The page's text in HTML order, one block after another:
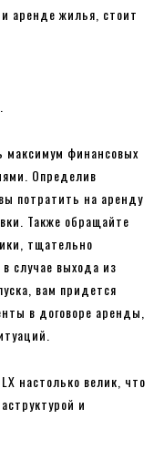
аренде жилья, стоит
максимум финансовых
Определив
потратить на аренду
Также обращайте
тщательно
случае выхода из
вам придется
в договоре аренды,
настолько велик, что
и